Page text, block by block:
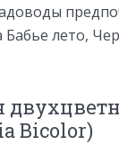
Бабье лето,
Bicolor)